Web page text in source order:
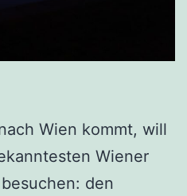
Wien kommt, will
Wiener
den